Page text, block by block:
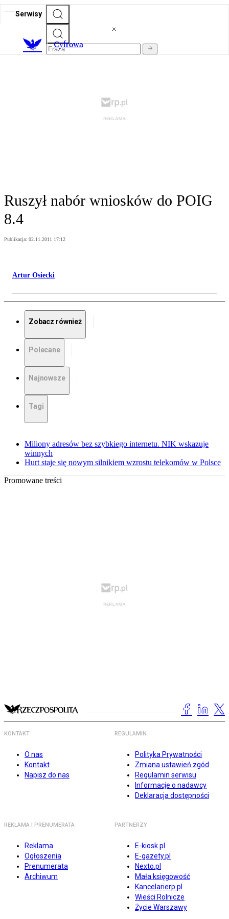
Serwisy
Cyfrowa
Ruszył nabór wniosków do POIG
8.4
Publikacja: 02.11.2011 17:12
Artur Osiecki
Zobacz również
Polecane
Najnowsze
Tagi
Miliony adresów bez szybkiego internetu. NIK wskazuje
winnych
Hurt staje się nowym silnikiem wzrostu telekomów w Polsce
Promowane treści
KONTAKT
O nas
Kontakt
Napisz do nas
REGULAMIN
Polityka Prywatności
Zmiana ustawień zgód
Regulamin serwisu
Informacje o nadawcy
Deklaracja dostępności
REKLAMA I PRENUMERATA
Reklama
Ogłoszenia
Prenumerata
Archiwum
PARTNERZY
E-kiosk.pl
E-gazety.pl
Nexto.pl
Mała księgowość
Kancelarierp.pl
Wieści Rolnicze
Życie Warszawy